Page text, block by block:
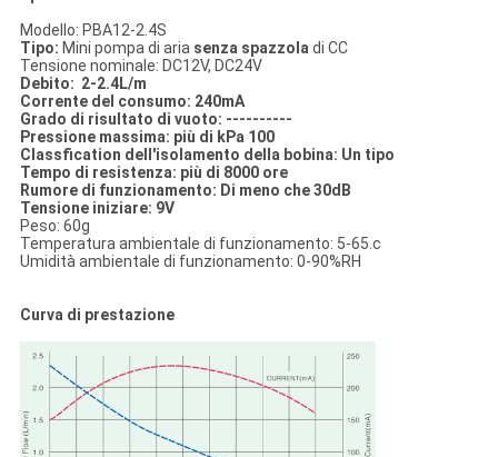
Modello: PBA12-2.4S
Tipo: Mini pompa di aria senza spazzoladi CC
Tensione nominale: DC12V, DC24V
Debito: 2-2.4L/m
Corrente del consumo: 240mA
Grado di risultato di vuoto: ----------
Pressione massima: più di kPa 100
Classfication dell'isolamento della bobina: Un tipo
Tempo di resistenza: più di 8000 ore
Rumore di funzionamento: Di meno che 30dB
Tensione iniziare: 9V
Peso: 60g
Temperatura ambientale di funzionamento: 5-65.c
Umidità ambientale di funzionamento: 0-90%RH
Curva di prestazione